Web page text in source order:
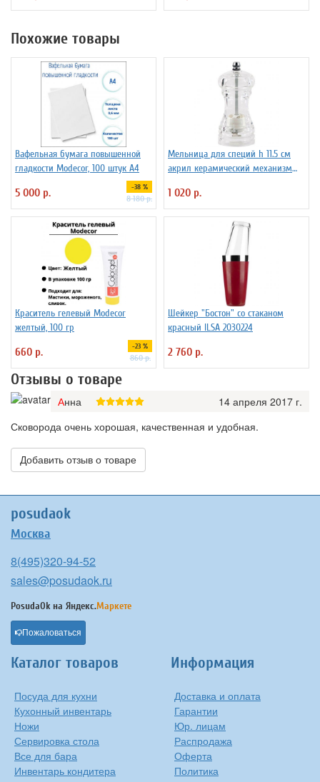
Похожие товары
Вафельная бумага повышенной
гладкости Modecor, 100 штук А4
5 000 р. -38 %
8 180 р.
Мельница для специй h 11.5 см
акрил керамический механизм
1 020 р.
Краситель гелевый Modecor
желтый, 100 гр
660 р. -23 %
860 р.
Шейкер "Бостон" со стаканом
красный ILSA 2030224
2 760 р.
Отзывы о товаре
Анна
14 апреля 2017 г.
Сковорода очень хорошая, качественная и удобная.
Добавить отзыв о товаре
posudaok
Москва
8(495)320-94-52
sales@posudaok.ru
PosudaOk на Яндекс.Маркете
Пожаловаться
Каталог товаров
Посуда для кухни
Кухонный инвентарь
Ножи
Сервировка стола
Все для бара
Инвентарь кондитера
Информация
Доставка и оплата
Гарантии
Юр. лицам
Распродажа
Оферта
Политика